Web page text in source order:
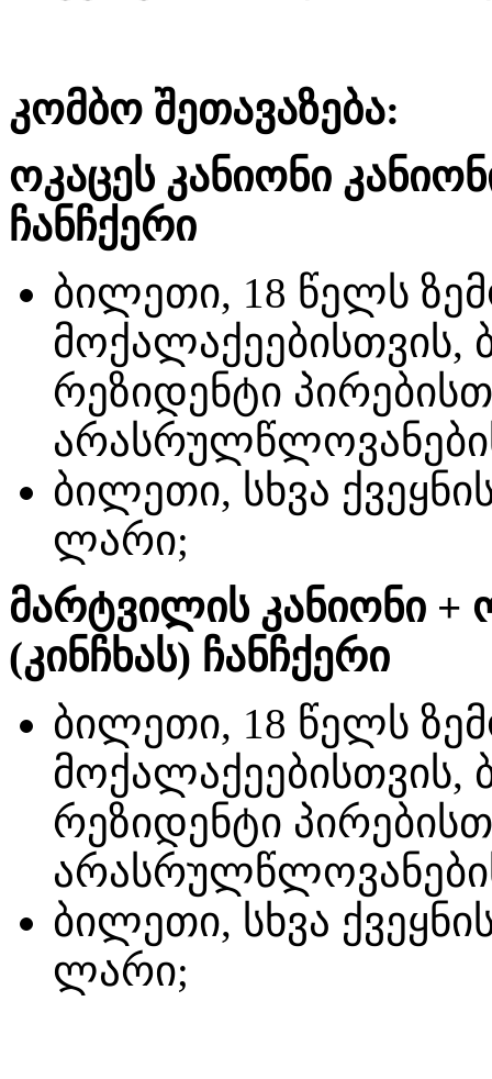
კომბო შეთავაზება:
ოკაცეს კანიონი
ჩანჩქერი
ბილეთი, 18 წელს
მოქალაქეებისთვის,
რეზიდენტი
ბილეთი, სხვა
ლარი;
მარტვილის კანიონი +
(კინჩხას) ჩანჩქერი
ბილეთი, 18 წელს
მოქალაქეებისთვის,
რეზიდენტი
ბილეთი, სხვა
ლარი;